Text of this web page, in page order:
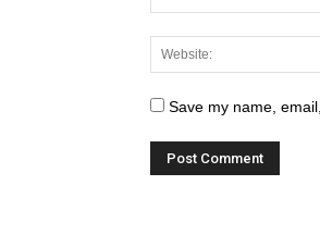
Save my name,